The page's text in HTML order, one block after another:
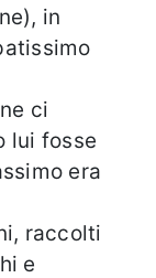
in
ci
lui fosse
era
raccolti
e